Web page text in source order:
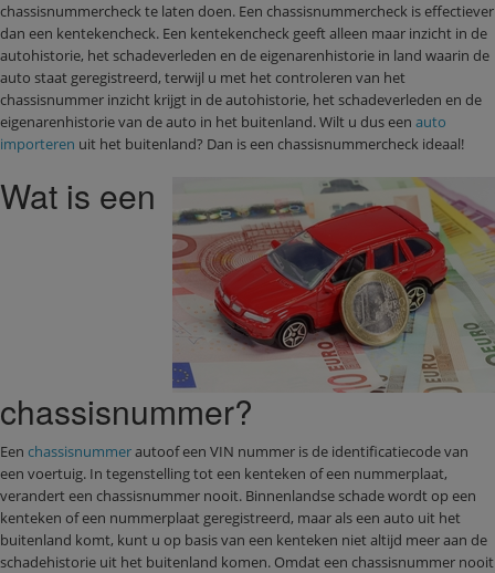
chassisnummercheck te laten doen. Een chassisnummercheck is effectiever
dan een kentekencheck. Een kentekencheck geeft alleen maar inzicht in de
autohistorie, het schadeverleden en de eigenarenhistorie in land waarin de
auto staat geregistreerd, terwijl u met het controleren van het
chassisnummer inzicht krijgt in de autohistorie, het schadeverleden en de
eigenarenhistorie van de auto in het buitenland. Wilt u dus een auto
importeren uit het buitenland? Dan is een chassisnummercheck ideaal!
Wat is een
chassisnummer?
Een chassisnummerautoof een VIN nummer is de identificatiecode van
een voertuig. In tegenstelling tot een kenteken of een nummerplaat,
verandert een chassisnummer nooit. Binnenlandse schade wordt op een
kenteken of een nummerplaat geregistreerd, maar als een auto uit het
buitenland komt, kunt u op basis van een kenteken niet altijd meer aan de
schadehistorie uit het buitenland komen. Omdat een chassisnummer nooit